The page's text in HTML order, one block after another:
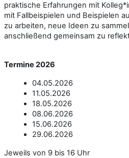
praktische Erfahrungen mit
mit Fallbeispielen und Beispielen
zu arbeiten, neue Ideen zu
anschließend gemeinsam zu
Termine 2026
04.05.2026
11.05.2026
18.05.2026
08.06.2026
15.06.2026
29.06.2026
Jeweils von 9 bis 16 Uhr